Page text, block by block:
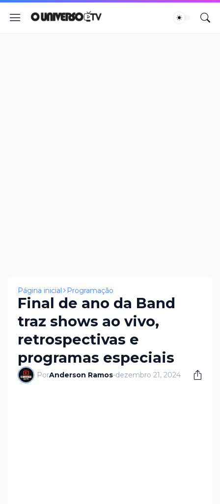
Página inicial Programação
Final de ano da Band
traz shows ao vivo,
retrospectivas e
programas especiais
PorAnderson Ramos-dezembro 21, 2024